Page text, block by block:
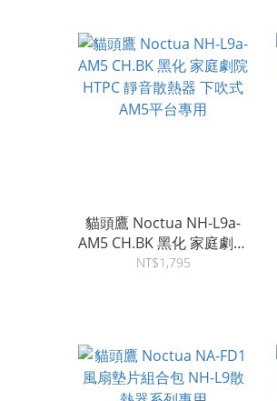
貓頭鷹 Noctua NH-L9a-
AM5 CH.BK 黑化 家庭劇院
HTPC 靜音散熱器 下吹式
NT$1,795